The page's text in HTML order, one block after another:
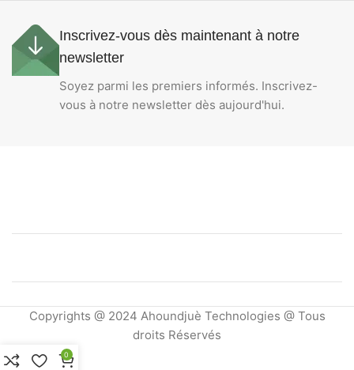
Inscrivez-vous dès maintenant à notre
newsletter
Soyez parmi les premiers informés. Inscrivez-
vous à notre newsletter dès aujourd'hui.
Copyrights @ 2024 Ahoundjuè Technologies @ Tous
droits Réservés
0